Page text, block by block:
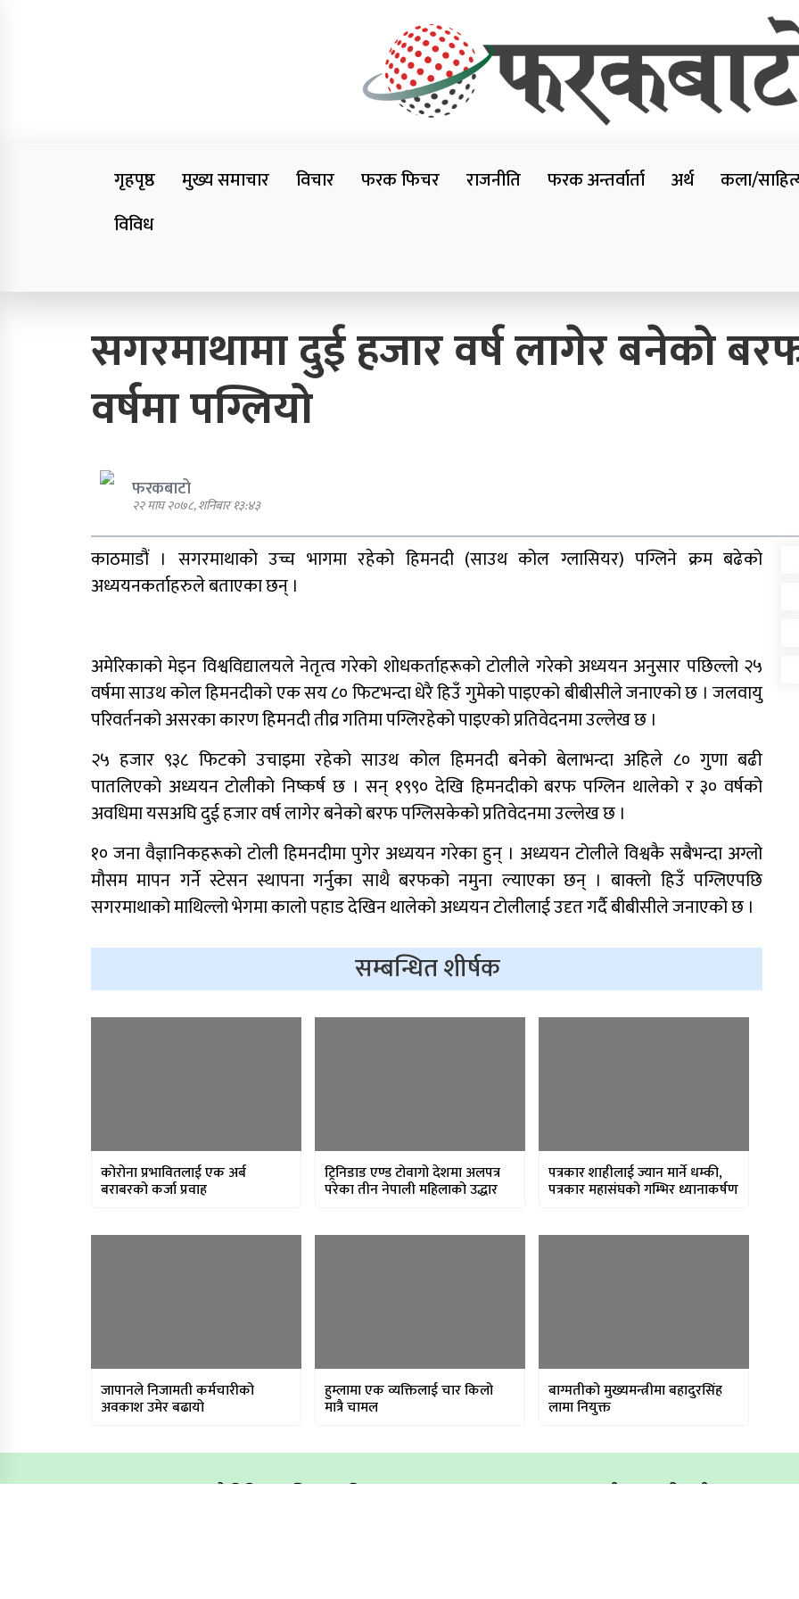
गृहपृष्ठ
मुख्य समाचार विचार फरक फिचर राजनीति फरक अन्तर्वार्ता अर्थ कला/
विविध
कर्णाली प्रदेश सरकारका
मुख्यमन्त्री कँडेल विरुद्ध
अविस्वासको प्रस्ताब दर्ता
सरकारले कक्षा १२ को
लागि एमालेले प्रदेशबाट सुझाव
सङ्कलन थाल्यो प्रतिवेदन सरकारलाई बुझायो
आगामी आर्थिक वर्षका लागि
२१ खर्ब २४ अर्ब ३४ करोड
आज सुनचाँदीको भाउ घट्यो
मन्त्रिपरिषद् निर्णय : विस्थापित
सुकुम्वासीलाई प्रतिपरिवार २५
हजार पुनर्स्थापना खर्च
प्रधानन्यायाधीशमा मनोजकुमार
शर्माको नाम सर्वसम्मत
अनुमोदन
सगरमाथामा दुई हजार वर्ष लागेर बनेको
वर्षमा पग्लियो
फरकबाटो
२२ माघ २०७८, शनिबार १३:४३
काठमाडौं । सगरमाथाको उच्च भागमा रहेको हिमनदी (साउथ कोल ग्लासियर) पग्लिने क्रम बढेको
अध्ययनकर्ताहरुले बताएका छन् ।
अमेरिकाको मेइन विश्वविद्यालयले नेतृत्व गरेको शोधकर्ताहरूको टोलीले गरेको अध्ययन अनुसार पछिल्लो २५
वर्षमा साउथ कोल हिमनदीको एक सय ८० फिटभन्दा धेरै हिउँ गुमेको पाइएको बीबीसीले जनाएको छ । जलवायु
परिवर्तनको असरका कारण हिमनदी तीव्र गतिमा पग्लिरहेको पाइएको प्रतिवेदनमा उल्लेख छ ।
२५ हजार ९३८ फिटको उचाइमा रहेको साउथ कोल हिमनदी बनेको बेलाभन्दा अहिले ८० गुणा बढी
पातलिएकाे अध्ययन टोलीको निष्कर्ष छ । सन् १९९० देखि हिमनदीको बरफ पग्लिन थालेको र ३० वर्षको
अवधिमा यसअघि दुई हजार वर्ष लागेर बनेको बरफ पग्लिसकेको प्रतिवेदनमा उल्लेख छ ।
१० जना वैज्ञानिकहरूकाे टोली हिमनदीमा पुगेर अध्ययन गरेका हुन् । अध्ययन टोलीले विश्वकै सबैभन्दा अग्लो
मौसम मापन गर्ने स्टेसन स्थापना गर्नुका साथै बरफको नमुना ल्याएका छन् । बाक्लो हिउँ पग्लिएपछि
सगरमाथाको माथिल्लो भेगमा कालो पहाड देखिन थालेको अध्ययन टोलीलाई उदृत गर्दै बीबीसीले जनाएको छ ।
सम्बन्धित शीर्षक
कोरोना प्रभावितलाई एक अर्ब
बराबरको कर्जा प्रवाह
ट्रिनिडाड एण्ड टोवागो देशमा अलपत्र
परेका तीन नेपाली महिलाको उद्धार
पत्रकार शाहीलाई ज्यान मार्ने धम्की,
पत्रकार महासंघको गम्भिर ध्यानाकर्षण
जापानले निजामती कर्मचारीको
अवकाश उमेर बढायो
हुम्लामा एक व्यक्तिलाई चार किलो
मात्रै चामल
बाग्मतीको मुख्यमन्त्रीमा बहादुरसिंह
लामा नियुक्त
फरकबाटो मिडिया प्रालिका लागि
अध्यक्ष/सम्पादकःसीता कुमारी वली